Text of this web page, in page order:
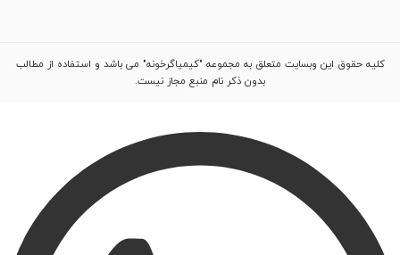
کلیه حقوق این وبسایت متعلق به مجموعه "کیمیاگرخونه" می باشد و استفاده از مطالب
بدون ذکر نام منبع مجاز نیست.